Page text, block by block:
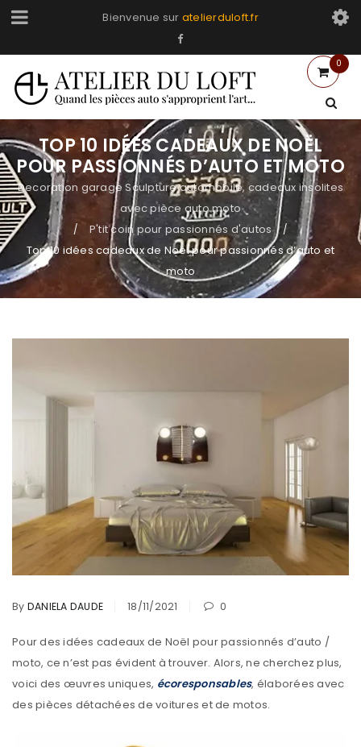
Bienvenue sur atelierduloft.fr
0
TOP 10 IDÉES CADEAUX DE NOËL
POUR PASSIONNÉS D’AUTO ET MOTO
Decoration garage Sculpture automobile, cadeaux insolites
avec pièce auto moto
/ P'tit coin pour passionnés d'autos /
Top 10 idées cadeaux de Noël pour passionnés d’auto et
moto
By DANIELA DAUDE 18/11/2021 0
Pour des idées cadeaux de Noël pour passionnés d’auto /
moto, ce n’est pas évident à trouver. Alors, ne cherchez plus,
voici des œuvres uniques, écoresponsables, élaborées avec
des pièces détachées de voitures et de motos.